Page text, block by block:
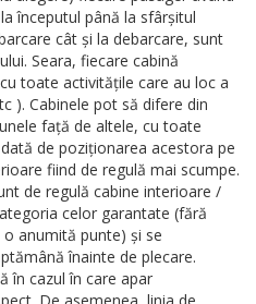
începutul până la sfârșitul
cât și la debarcare, sunt
Seara, fiecare cabină
toate activitățile care au loc a
). Cabinele pot să difere din
față de altele, cu toate
de poziționarea acestora pe
fiind de regulă mai scumpe.
de regulă cabine interioare /
celor garantate (fără
anumită punte) și se
înainte de plecare.
în cazul în care apar